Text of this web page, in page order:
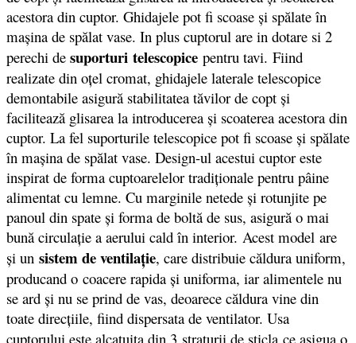
acestora din cuptor. Ghidajele pot fi scoase şi spălate în
maşina de spălat vase. In plus cuptorul are in dotare si 2
perechi de suporturi telescopice pentru tavi. Fiind
realizate din oţel cromat, ghidajele laterale telescopice
demontabile asigură stabilitatea tăvilor de copt şi
facilitează glisarea la introducerea şi scoaterea acestora din
cuptor. La fel suporturile telescopice pot fi scoase şi spălate
în maşina de spălat vase. Design-ul acestui cuptor este
inspirat de forma cuptoarelelor tradiţionale pentru pâine
alimentat cu lemne. Cu marginile netede şi rotunjite pe
panoul din spate şi forma de boltă de sus, asigură o mai
bună circulaţie a aerului cald în interior. Acest model are
şi un sistem de ventilaţie, care distribuie căldura uniform,
producand o coacere rapida şi uniforma, iar alimentele nu
se ard şi nu se prind de vas, deoarece căldura vine din
toate direcţiile, fiind dispersata de ventilator. Usa
cuptorului este alcatuita din 3 straturii de sticla ce asigua o